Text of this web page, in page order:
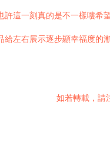
這一刻真的是不一樣嘍希
給左右展示逐步顯幸福度的
如若轉載，請